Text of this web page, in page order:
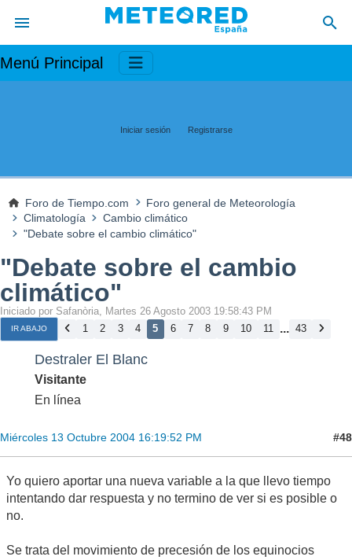
Menú Principal
Iniciar sesión Registrarse
Foro de Tiempo.com
Foro general de Meteorología
Climatología
Cambio climático
"Debate sobre el cambio climático"
"Debate sobre el cambio
climático"
Iniciado por Safanòria, Martes 26 Agosto 2003 19:58:43 PM
IR ABAJO 1 2 3 4 5 6 7 8 9 10 11 ... 43
Destraler El Blanc
Visitante
En línea
Miércoles 13 Octubre 2004 16:19:52 PM #48
Yo quiero aportar una nueva variable a la que llevo tiempo
intentando dar respuesta y no termino de ver si es posible o
no.
Se trata del movimiento de precesión de los equinocios